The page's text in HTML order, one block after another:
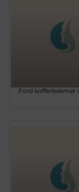
Ford kofferbakmat